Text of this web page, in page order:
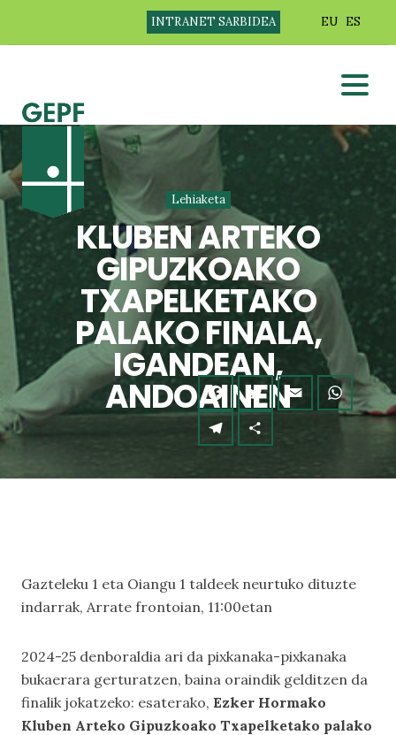
INTRANET SARBIDEA EU ES
Lehiaketa
KLUBEN ARTEKO
GIPUZKOAKO
TXAPELKETAKO
PALAKO FINALA,
IGANDEAN,
ANDOAINEN
Gazteleku 1 eta Oiangu 1 taldeek neurtuko dituzte
indarrak, Arrate frontoian, 11:00etan
2024-25 denboraldia ari da pixkanaka-pixkanaka
bukaerara gerturatzen, baina oraindik gelditzen da
finalik jokatzeko: esaterako, Ezker Hormako
Kluben Arteko Gipuzkoako Txapelketako palako